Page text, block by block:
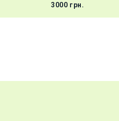
3000 грн.